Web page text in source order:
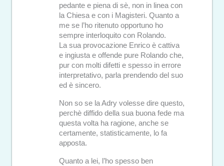
pedante e piena di sè, non in linea con
la Chiesa e con i Magisteri. Quanto a
me se l’ho ritenuto opportuno ho
sempre interloquito con Rolando.
La sua provocazione Enrico è cattiva
e ingiusta e offende pure Rolando che,
pur con molti difetti e spesso in errore
interpretativo, parla prendendo del suo
ed è sincero.
Non so se la Adry volesse dire questo,
perchè diffido della sua buona fede ma
questa volta ha ragione, anche se
certamente, statisticamente, lo fa
apposta.
Quanto a lei, l’ho spesso ben